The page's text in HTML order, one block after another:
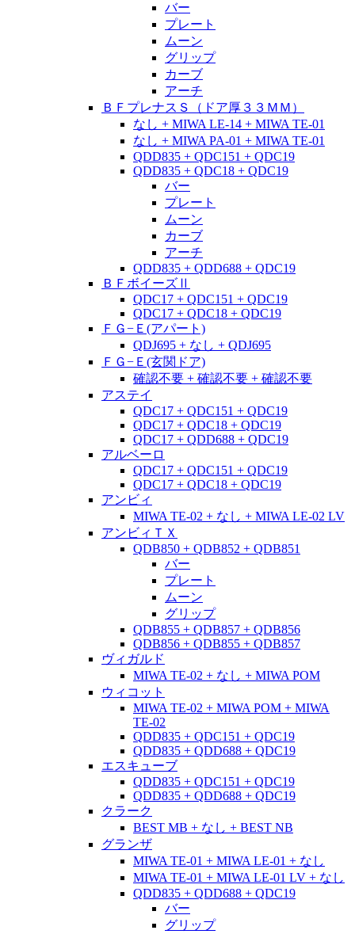
バー
プレート
ムーン
グリップ
カーブ
アーチ
ＢＦプレナスＳ（ドア厚３３ＭＭ）
なし + MIWA LE-14 + MIWA TE-01
なし + MIWA PA-01 + MIWA TE-01
QDD835 + QDC151 + QDC19
QDD835 + QDC18 + QDC19
バー
プレート
ムーン
カーブ
アーチ
QDD835 + QDD688 + QDC19
ＢＦボイーズⅡ
QDC17 + QDC151 + QDC19
QDC17 + QDC18 + QDC19
ＦＧ−Ｅ(アパート)
QDJ695 + なし + QDJ695
ＦＧ−Ｅ(玄関ドア)
確認不要 + 確認不要 + 確認不要
アステイ
QDC17 + QDC151 + QDC19
QDC17 + QDC18 + QDC19
QDC17 + QDD688 + QDC19
アルベーロ
QDC17 + QDC151 + QDC19
QDC17 + QDC18 + QDC19
アンビィ
MIWA TE-02 + なし + MIWA LE-02 LV
アンビィＴＸ
QDB850 + QDB852 + QDB851
バー
プレート
ムーン
グリップ
QDB855 + QDB857 + QDB856
QDB856 + QDB855 + QDB857
ヴィガルド
MIWA TE-02 + なし + MIWA POM
ウィコット
MIWA TE-02 + MIWA POM + MIWA
TE-02
QDD835 + QDC151 + QDC19
QDD835 + QDD688 + QDC19
エスキューブ
QDD835 + QDC151 + QDC19
QDD835 + QDD688 + QDC19
クラーク
BEST MB + なし + BEST NB
グランザ
MIWA TE-01 + MIWA LE-01 + なし
MIWA TE-01 + MIWA LE-01 LV + なし
QDD835 + QDD688 + QDC19
バー
グリップ